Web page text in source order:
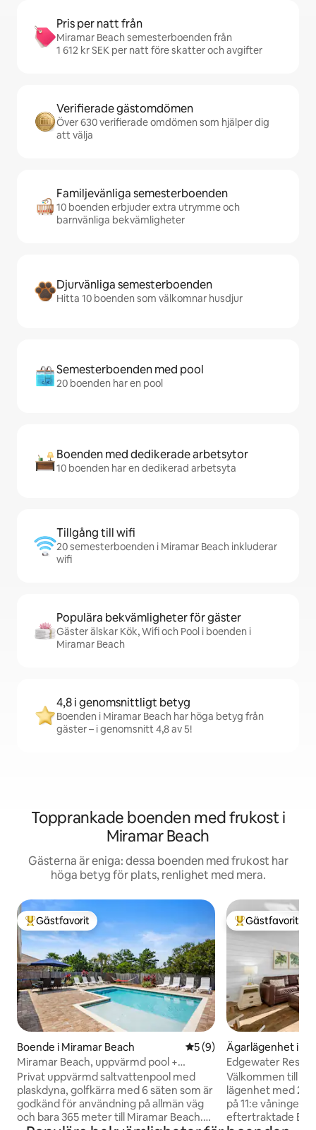
Pris per natt från
Miramar Beach semesterboenden från
1 612 kr SEK per natt före skatter och avgifter
Verifierade gästomdömen
Över 630 verifierade omdömen som hjälper dig
att välja
Familjevänliga semesterboenden
10 boenden erbjuder extra utrymme och
barnvänliga bekvämligheter
Djurvänliga semesterboenden
Hitta 10 boenden som välkomnar husdjur
Semesterboenden med pool
20 boenden har en pool
Boenden med dedikerade arbetsytor
10 boenden har en dedikerad arbetsyta
Tillgång till wifi
20 semesterboenden i Miramar Beach inkluderar
wifi
Populära bekvämligheter för gäster
Gäster älskar Kök, Wifi och Pool i boenden i
Miramar Beach
4,8 i genomsnittligt betyg
Boenden i Miramar Beach har höga betyg från
gäster – i genomsnitt 4,8 av 5!
Topprankade boenden med frukost i
Miramar Beach
Gästerna är eniga: dessa boenden med frukost har
höga betyg för plats, renlighet med mera.
Populär gästfavorit
Gästfavorit
Boende i Miramar Beach 5 av 5 i genomsnittligt
5 (9)
Miramar Beach, uppvärmd pool +
plaskdyna, golfkärra
Privat uppvärmd saltvattenpool med
plaskdyna, golfkärra med 6 säten som är
godkänd för användning på allmän väg
och bara 365 meter till Miramar Beach.
Populär
Gästfavorit
Ägarlägenhet i
Beach
Edgewater
uppvärmda
Välkommen till
lägenhet med 2
på 11:e våningen
eftertraktade